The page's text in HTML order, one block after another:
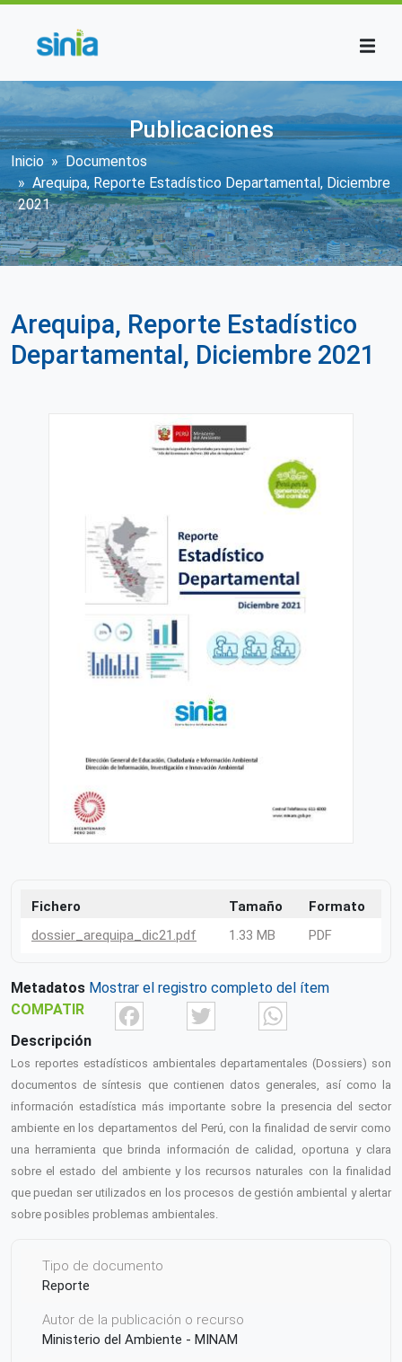
Publicaciones
Sobrescribir enlaces de ayuda a la
Inicio
Documentos
Arequipa, Reporte Estadístico Departamental, Diciembre
2021
Arequipa, Reporte Estadístico
Departamental, Diciembre 2021
Fichero Tamaño
Formato
dossier_arequipa_dic21.pdf
1.33 MB PDF
Metadatos Mostrar el registro completo del ítem
COMPATIR
FacebookTwitter
Descripción
Los reportes estadísticos ambientales departamentales (Dossiers) son
documentos de síntesis que contienen datos generales, así como la
información estadística más importante sobre la presencia del sector
ambiente en los departamentos del Perú, con la finalidad de servir como
una herramienta que brinda información de calidad, oportuna y clara
sobre el estado del ambiente y los recursos naturales con la finalidad
que puedan ser utilizados en los procesos de gestión ambiental y alertar
sobre posibles problemas ambientales.
Tipo de documento
Reporte
Autor de la publicación o recurso
Ministerio del Ambiente - MINAM